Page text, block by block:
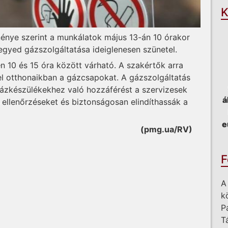
szerint a munkálatok május 13-án 10 órakor
gázszolgáltatása ideiglenesen szünetel.
10 és 15 óra között várható. A szakértők arra
otthonaikban a gázcsapokat. A gázszolgáltatás
való hozzáférést a szervizesek
és biztonságosan elindíthassák a
(pmg.ua/RV)